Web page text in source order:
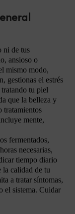
ni de tus
ansioso o
mismo modo,
gestionas el estrés
tu piel
que la belleza y
tratamientos
mente,
fermentados,
necesarias,
tiempo diario
la calidad de tu
a tratar síntomas,
el sistema. Cuidar